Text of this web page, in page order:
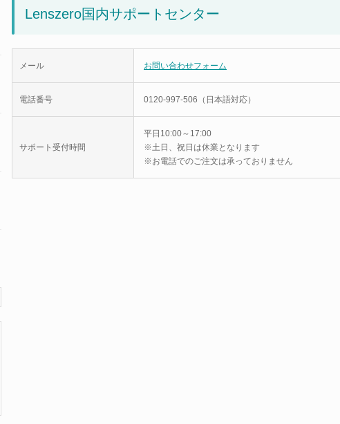
Lenszero国内サポートセンター
メール お問い合わせフォーム
電話番号 0120-997-506（日本語対応）
サポート受付時間
平日10:00～17:00
※土日、祝日は休業となります
※お電話でのご注文は承っておりません